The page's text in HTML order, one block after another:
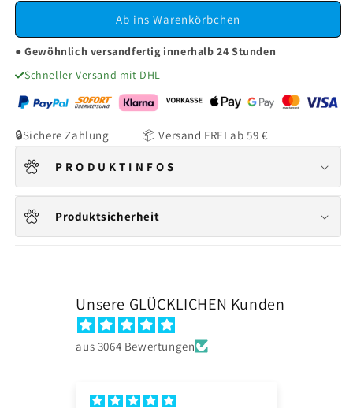
Ab ins Warenkörbchen
● Gewöhnlich versandfertig innerhalb 24 Stunden
Schneller Versand mit DHL
🔒Sichere Zahlung 📦 Versand FREI ab 59 €
P R O D U K T I N F O S
Produktsicherheit
Unsere GLÜCKLICHEN Kunden
aus 3064 Bewertungen